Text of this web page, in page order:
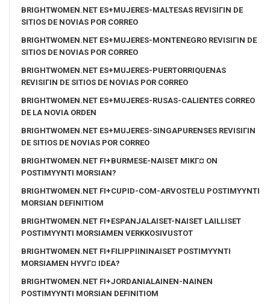
BRIGHTWOMEN.NET ES+MUJERES-MALTESAS REVISIГІN DE
SITIOS DE NOVIAS POR CORREO
BRIGHTWOMEN.NET ES+MUJERES-MONTENEGRO REVISIГІN DE
SITIOS DE NOVIAS POR CORREO
BRIGHTWOMEN.NET ES+MUJERES-PUERTORRIQUENAS
REVISIГІN DE SITIOS DE NOVIAS POR CORREO
BRIGHTWOMEN.NET ES+MUJERES-RUSAS-CALIENTES CORREO
DE LA NOVIA ORDEN
BRIGHTWOMEN.NET ES+MUJERES-SINGAPURENSES REVISIГІN
DE SITIOS DE NOVIAS POR CORREO
BRIGHTWOMEN.NET FI+BURMESE-NAISET MIKГ¤ ON
POSTIMYYNTI MORSIAN?
BRIGHTWOMEN.NET FI+CUPID-COM-ARVOSTELU POSTIMYYNTI
MORSIAN DEFINITIOM
BRIGHTWOMEN.NET FI+ESPANJALAISET-NAISET LAILLISET
POSTIMYYNTI MORSIAMEN VERKKOSIVUSTOT
BRIGHTWOMEN.NET FI+FILIPPIININAISET POSTIMYYNTI
MORSIAMEN HYVГ¤ IDEA?
BRIGHTWOMEN.NET FI+JORDANIALAINEN-NAINEN
POSTIMYYNTI MORSIAN DEFINITIOM